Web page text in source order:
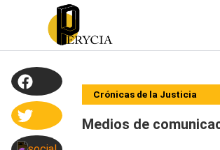
Crónicas de la Justicia
Medios de